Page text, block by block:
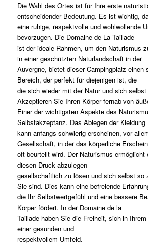
Die Wahl des Ortes ist für Ihre erste
entscheidender Bedeutung. Es ist wichtig,
eine ruhige, respektvolle und wohlwollende
bevorzugen. Die Domaine de La Taillade
ist der ideale Rahmen, um den Naturismus
in einer geschützten Naturlandschaft in der
Auvergne, bietet dieser Campingplatz einen
Bereich, der perfekt für diejenigen ist, die
die sich wieder mit der Natur und sich
Akzeptieren Sie Ihren Körper fernab von
Einer der wichtigsten Aspekte des
Selbstakzeptanz. Das Ablegen der Kleidung
kann anfangs schwierig erscheinen, vor
Gesellschaft, in der das körperliche
oft beurteilt wird. Der Naturismus ermöglicht
diesen Druck abzulegen
gesellschaftlich zu lösen und sich selbst so
Sie sind. Dies kann eine befreiende
die Ihr Selbstwertgefühl und eine bessere
Körper fördert. In der Domaine de la
Taillade haben Sie die Freiheit, sich in
einer gesunden und
respektvollem Umfeld.